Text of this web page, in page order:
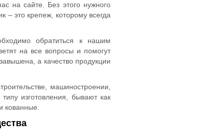
на сайте. Без этого нужного
– это крепеж, которому всегда
обратиться к нашим
на все вопросы и помогут
а качество продукции
машиностроении,
изготовления, бывают как
кованные.